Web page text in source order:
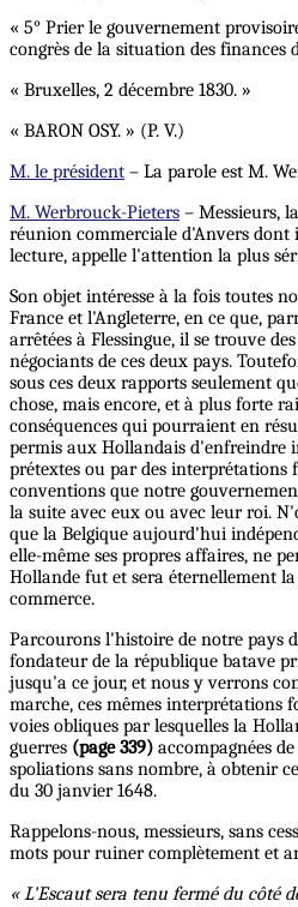
« 5° Prier le gouvernement
congrès de la situation des finances
« Bruxelles, 2 décembre 1830. »
« BARON OSY. » (P. V.)
M. le président – La parole est M.
M. Werbrouck-Pieters – Messieurs,
réunion commerciale d'Anvers dont
lecture, appelle l'attention la plus
Son objet intéresse à la fois toutes
France et l'Angleterre, en ce que,
arrêtées à Flessingue, il se trouve
négociants de ces deux pays.
sous ces deux rapports seulement
chose, mais encore, et à plus forte
conséquences qui pourraient en
permis aux Hollandais d'enfreindre
prétextes ou par des interprétations
conventions que notre
la suite avec eux ou avec leur roi.
que la Belgique aujourd'hui
elle-même ses propres affaires, ne
Hollande fut et sera éternellement
commerce.
Parcourons l'histoire de notre pays
fondateur de la république batave
jusqu'a ce jour, et nous y verrons
marche, ces mêmes interprétations
voies obliques par lesquelles la
guerres (page 339) accompagnées
spoliations sans nombre, à obtenir
du 30 janvier 1648.
Rappelons-nous, messieurs, sans
mots pour ruiner complètement et
« L'Escaut sera tenu fermé du côté